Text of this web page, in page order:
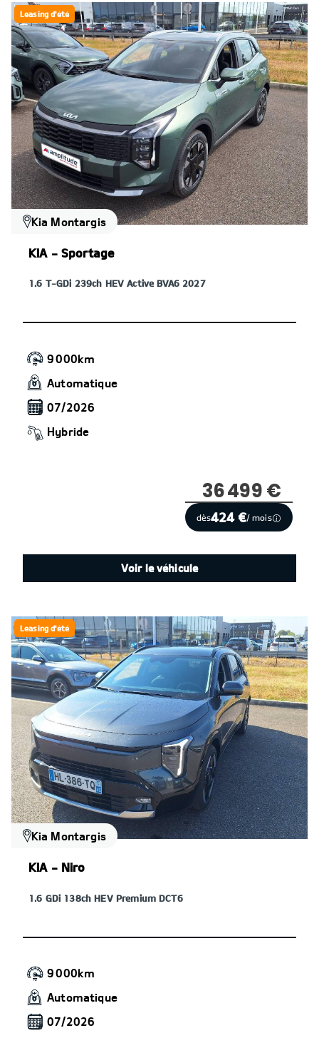
Leasing d'été
Kia Montargis
KIA - Sportage
1.6 T-GDi 239ch HEV Active BVA6 2027
9 000km
Automatique
07/2026
Hybride
36 499 €
dès424 €/ mois
Voir le véhicule
Leasing d'été
Kia Montargis
KIA - Niro
1.6 GDi 138ch HEV Premium DCT6
9 000km
Automatique
07/2026